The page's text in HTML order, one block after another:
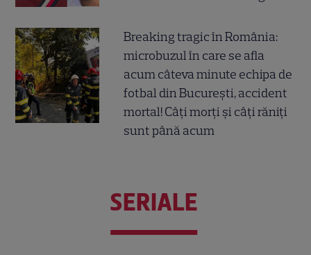
Breaking tragic în România:
microbuzul în care se afla
acum câteva minute echipa de
fotbal din București, accident
mortal! Câți morți și câți răniți
sunt până acum
SERIALE